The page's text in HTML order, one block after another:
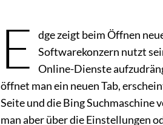
E
dge zeigt beim Öffnen
Softwarekonzern nutzt
Online-Dienste
öffnet man ein neuen Tab,
Seite und die Bing Suchmaschine
man aber über die Einstellungen